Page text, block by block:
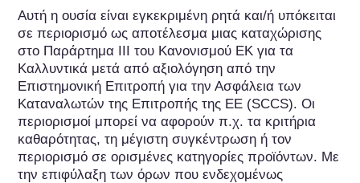
Αυτή η ουσία είναι εγκεκριμένη ρητά και/ή υπόκειται
σε περιορισμό ως αποτέλεσμα μιας καταχώρισης
στο Παράρτημα III του Κανονισμού ΕΚ για τα
Καλλυντικά μετά από αξιολόγηση από την
Επιστημονική Επιτροπή για την Ασφάλεια των
Καταναλωτών της Επιτροπής της ΕΕ (SCCS). Οι
περιορισμοί μπορεί να αφορούν π.χ. τα κριτήρια
καθαρότητας, τη μέγιστη συγκέντρωση ή τον
περιορισμό σε ορισμένες κατηγορίες προϊόντων. Με
την επιφύλαξη των όρων που ενδεχομένως